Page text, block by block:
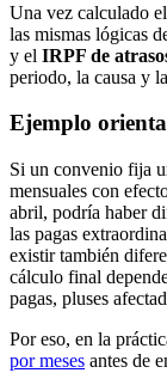
Una vez calculado
las mismas lógicas
y el IRPF de
periodo, la causa y
Ejemplo
Si un convenio fija
mensuales con
abril, podría haber
las pagas
existir también
cálculo final
pagas, pluses
Por eso, en la
por meses antes de